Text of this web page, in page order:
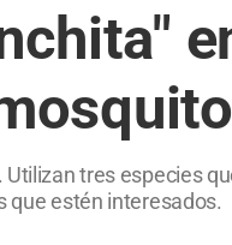
tres especies
que estén interesados.